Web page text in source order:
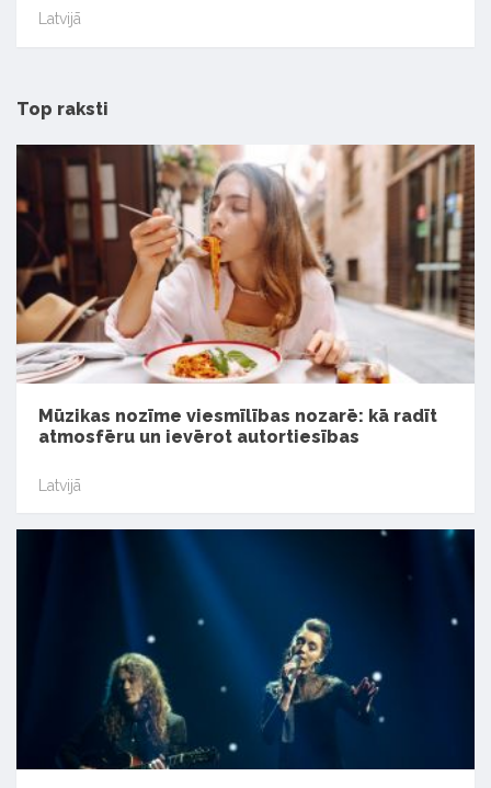
Latvijā
Top raksti
Mūzikas nozīme viesmīlības nozarē: kā radīt
atmosfēru un ievērot autortiesības
Latvijā